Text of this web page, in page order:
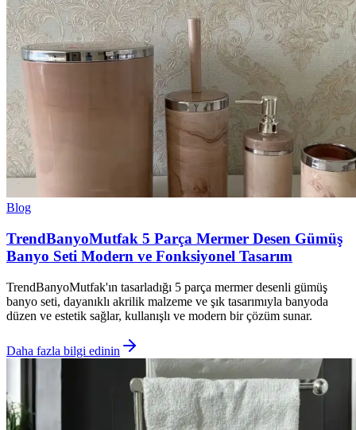
Blog
TrendBanyoMutfak 5 Parça Mermer Desen Gümüş
Banyo Seti Modern ve Fonksiyonel Tasarım
TrendBanyoMutfak'ın tasarladığı 5 parça mermer desenli gümüş
banyo seti, dayanıklı akrilik malzeme ve şık tasarımıyla banyoda
düzen ve estetik sağlar, kullanışlı ve modern bir çözüm sunar.
Daha fazla bilgi edinin